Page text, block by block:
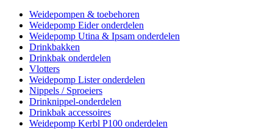
Weidepompen & toebehoren
Weidepomp Eider onderdelen
Weidepomp Utina & Ipsam onderdelen
Drinkbakken
Drinkbak onderdelen
Vlotters
Weidepomp Lister onderdelen
Nippels / Sproeiers
Drinknippel-onderdelen
Drinkbak accessoires
Weidepomp Kerbl P100 onderdelen